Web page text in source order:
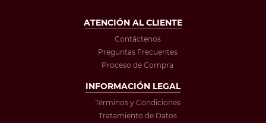
ATENCIÓN AL CLIENTE
Contáctenos
Preguntas Frecuentes
Proceso de Compra
INFORMACIÓN LEGAL
Términos y Condiciones
Tratamiento de Datos